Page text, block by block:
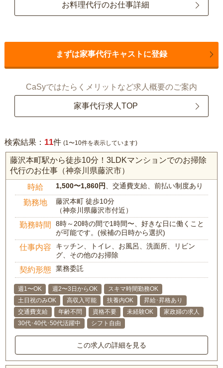
お料理代行のお仕事詳細
まずは家事代行キャストに登録
CaSyではたらくメリットなど求人概要のご案内
家事代行求人TOP
検索結果： 11件 (1〜10件を表示しています)
藤沢本町駅から徒歩10分！3LDKマンションでのお掃除
代行のお仕事（神奈川県藤沢市）
時給 1,500〜1,860円 、交通費支給、前払い制度あり
勤務地
藤沢本町 徒歩10分
（神奈川県藤沢市付近）
勤務時間
8時～20時の間で1時間〜、好きな日に働くこと
が可能です。(候補の日時から選択)
仕事内容
キッチン、トイレ、お風呂、洗面所、リビン
グ、その他のお掃除
契約形態 業務委託
週1〜OK 週2〜3日からOK
スキマ時間勤務OK
土日祝のみOK
高収入可能 扶養内OK
昇給･昇格あり
交通費支給
年齢不問 資格不要 未経験OK
家政婦の求人
30代･40代･50代活躍中
シフト自由
この求人の詳細を見る